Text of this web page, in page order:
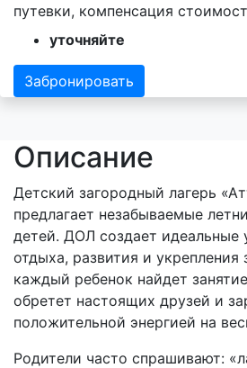
путевки, компенсация
уточняйте
Забронировать
Описание
Детский загородный лагерь
предлагает незабываемые
детей. ДОЛ создает идеальные
отдыха, развития и укрепления
каждый ребенок найдет
обретет настоящих друзей и
положительной энергией на
Родители часто спрашивают: